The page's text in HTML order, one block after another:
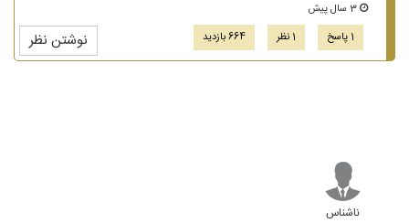
1 پاسخ
1 نظر 664 بازدید نوشتن نظر
ناشناس